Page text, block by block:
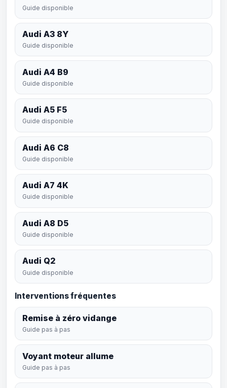
Guide disponible
Audi A3 8Y
Guide disponible
Audi A4 B9
Guide disponible
Audi A5 F5
Guide disponible
Audi A6 C8
Guide disponible
Audi A7 4K
Guide disponible
Audi A8 D5
Guide disponible
Audi Q2
Guide disponible
Interventions fréquentes
Remise à zéro vidange
Guide pas à pas
Voyant moteur allume
Guide pas à pas